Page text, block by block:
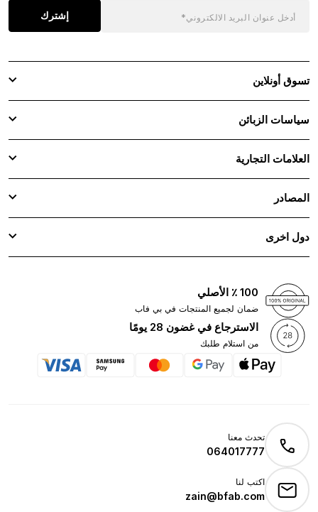
إشترك
تسوق أونلاين
سياسات الزبائن
العلامات التجارية
المصادر
دول اخرى
100 ٪ الأصلي
ضمان لجميع المنتجات في بي فاب
الاسترجاع في غضون 28 يومًا
من استلام طلبك
تحدث معنا
064017777
اكتب لنا
zain@bfab.com